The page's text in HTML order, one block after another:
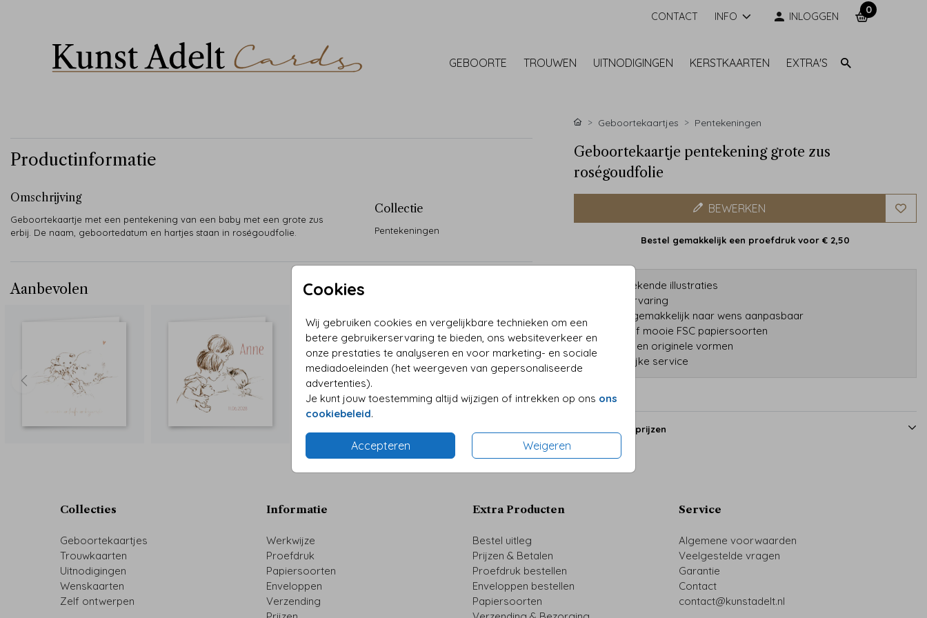
CONTACT INFO INLOGGEN
0
GEBOORTE TROUWEN UITNODIGINGEN KERSTKAARTEN EXTRA'S
Cookies
Wij gebruiken cookies en vergelijkbare technieken om een
betere gebruikerservaring te bieden, ons websiteverkeer en
onze prestaties te analyseren en voor marketing- en sociale
mediadoeleinden (het weergeven van gepersonaliseerde
advertenties).
Je kunt jouw toestemming altijd wijzigen of intrekken op ons ons
cookiebeleid.
Accepteren Weigeren
Productinformatie
Omschrijving
Geboortekaartje met een pentekening van een baby met een grote zus
erbij. De naam, geboortedatum en hartjes staan in roségoudfolie.
Collectie
Pentekeningen
Aanbevolen
Geboortekaartjes Pentekeningen
Geboortekaartje pentekening grote zus
roségoudfolie
BEWERKEN
Bestel gemakkelijk een proefdruk voor € 2,50
• Handgetekende illustraties
• 90 jaar ervaring
• Designs gemakkelijk naar wens aanpasbaar
• Kwalitatief mooie FSC papiersoorten
• Foliedruk en originele vormen
• Persoonlijke service
Formaten en prijzen
Collecties
Geboortekaartjes
Trouwkaarten
Uitnodigingen
Wenskaarten
Zelf ontwerpen
Informatie
Werkwijze
Proefdruk
Papiersoorten
Enveloppen
Verzending
Extra Producten
Bestel uitleg
Prijzen & Betalen
Proefdruk bestellen
Enveloppen bestellen
Papiersoorten
Service
Algemene voorwaarden
Veelgestelde vragen
Garantie
Contact
contact@kunstadelt.nl